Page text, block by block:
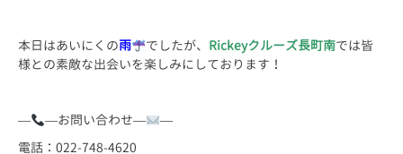
本日はあいにくの雨 でしたが、 Rickeyクルーズ長町南では皆
様との素敵な出会いを楽しみにしております！
— —お問い合わせ—
—
電話：022-748-4620